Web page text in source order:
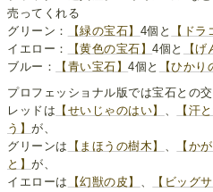
売ってくれる
グリーン：
【緑の宝石】 4個と 【ドラ
イエロー：
【黄色の宝石】4個と 【げ
ブルー：
【青い宝石】4個と 【ひかり
プロフェッショナル版では宝石との
レッドは 【せいじゃのはい】 、 【汗
う】が、
グリーンは
【まほうの樹木】 、 【か
と】が、
イエローは
【幻獣の皮】 、 【ビッグ